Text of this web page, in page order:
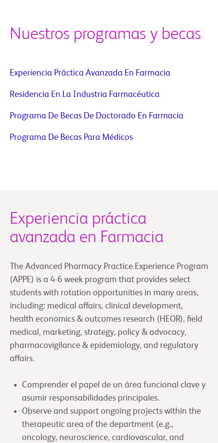
Nuestros programas y becas
Experiencia Práctica Avanzada En Farmacia
Residencia En La Industria Farmacéutica
Programa De Becas De Doctorado En Farmacia
Programa De Becas Para Médicos
Experiencia práctica
avanzada en Farmacia
The Advanced Pharmacy Practice Experience Program
(APPE) is a 4-6 week program that provides select
students with rotation opportunities in many areas,
including: medical affairs, clinical development,
health economics & outcomes research (HEOR), field
medical, marketing, strategy, policy & advocacy,
pharmacovigilance & epidemiology, and regulatory
affairs.
Comprender el papel de un área funcional clave y
asumir responsabilidades principales.
Observe and support ongoing projects within the
therapeutic area of the department (e.g.,
oncology, neuroscience, cardiovascular, and